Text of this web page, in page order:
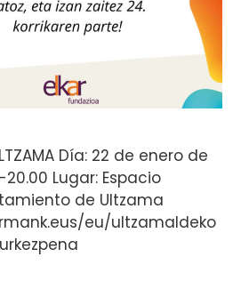
Día: 22 de enero de
20.00 Lugar: Espacio
de Ultzama
eu/ultzamaldeko